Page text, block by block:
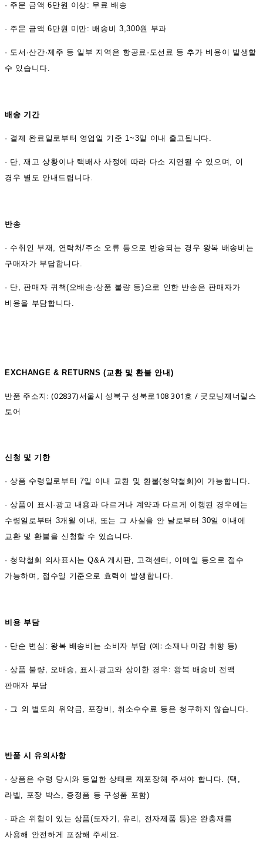
· 주문 금액 6만원 이상: 무료 배송
· 주문 금액 6만원 미만: 배송비 3,300원 부과
· 도서·산간·제주 등 일부 지역은 항공료·도선료 등 추가 비용이 발생할
수 있습니다.
배송 기간
· 결제 완료일로부터 영업일 기준 1~3일 이내 출고됩니다.
· 단, 재고 상황이나 택배사 사정에 따라 다소 지연될 수 있으며, 이
경우 별도 안내드립니다.
반송
· 수취인 부재, 연락처/주소 오류 등으로 반송되는 경우 왕복 배송비는
구매자가 부담합니다.
· 단, 판매자 귀책(오배송·상품 불량 등)으로 인한 반송은 판매자가
비용을 부담합니다.
EXCHANGE & RETURNS (교환 및 환불 안내)
반품 주소지: (02837)서울시 성북구 성북로108 301호 / 굿모닝제너럴스
토어
신청 및 기한
·상품 수령일로부터 7일 이내 교환 및 환불(청약철회)이 가능합니다.
·상품이 표시·광고 내용과 다르거나 계약과 다르게 이행된 경우에는
수령일로부터 3개월 이내, 또는 그 사실을 안 날로부터 30일 이내에
교환 및 환불을 신청할 수 있습니다.
· 청약철회 의사표시는 Q&A 게시판, 고객센터, 이메일 등으로 접수
가능하며, 접수일 기준으로 효력이 발생합니다.
비용 부담
· 단순 변심: 왕복 배송비는 소비자 부담 (예: 소재나 마감 취향 등)
·상품 불량, 오배송, 표시·광고와 상이한 경우: 왕복 배송비 전액
판매자 부담
· 그 외 별도의 위약금, 포장비, 취소수수료 등은 청구하지 않습니다.
반품 시 유의사항
·상품은 수령 당시와 동일한 상태로 재포장해 주셔야 합니다. (택,
라벨, 포장 박스, 증정품 등 구성품 포함)
·파손 위험이 있는 상품(도자기, 유리, 전자제품 등)은 완충재를
사용해 안전하게 포장해 주세요.